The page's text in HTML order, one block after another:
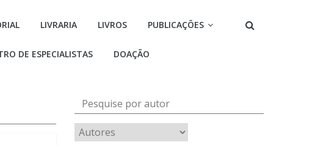
LIVRARIA LIVROS PUBLICAÇÕES
DE ESPECIALISTAS DOAÇÃO
Pesquise por autor